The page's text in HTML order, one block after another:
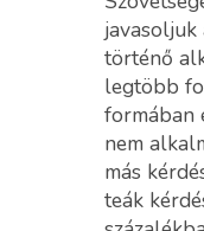
javasoljuk
történő
legtöbb
formában
nem
más
teák